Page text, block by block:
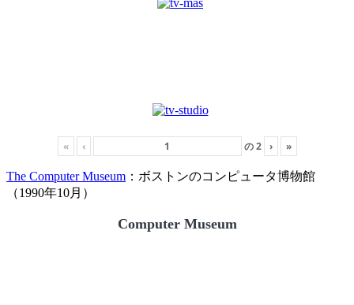
« ‹ の2 › »
The Computer Museum ：ボストンのコンピュータ博物館
（1990年10月）
Computer Museum